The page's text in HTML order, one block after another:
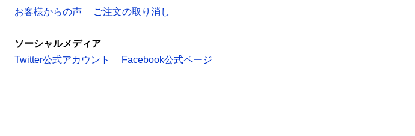
お客様からの声
ご注文の取り消し
ソーシャルメディア
Twitter公式アカウント
Facebook公式ページ